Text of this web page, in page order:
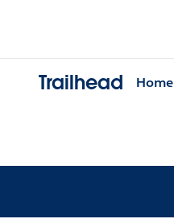
Trailhead Home